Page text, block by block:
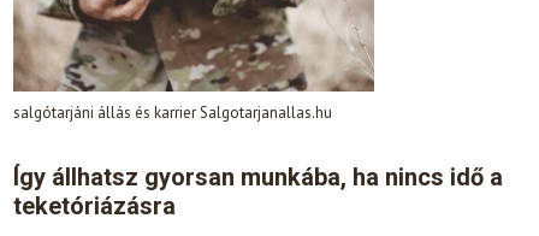
salgótarjáni állás és karrier Salgotarjanallas.hu
Így állhatsz gyorsan munkába, ha nincs idő a
teketóriázásra